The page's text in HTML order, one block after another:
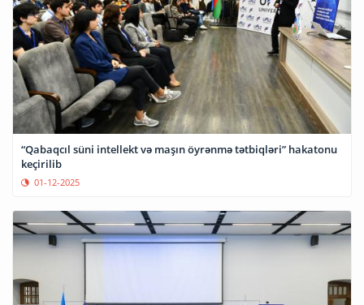
“Qabaqcıl süni intellekt və maşın öyrənmə tətbiqləri” hakatonu
keçirilib
01-12-2025